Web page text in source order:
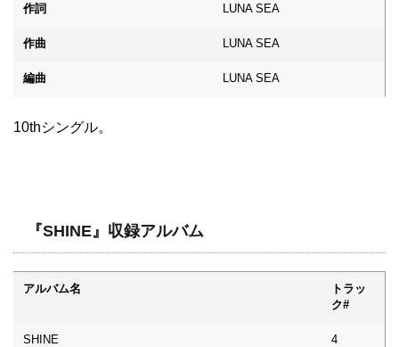
作詞 LUNA SEA
作曲 LUNA SEA
編曲 LUNA SEA
10thシングル。
『SHINE』収録アルバム
アルバム名
トラッ
ク#
SHINE 4